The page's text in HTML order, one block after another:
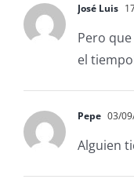
José Luis
Pero
el
Pepe 03/
Alguien